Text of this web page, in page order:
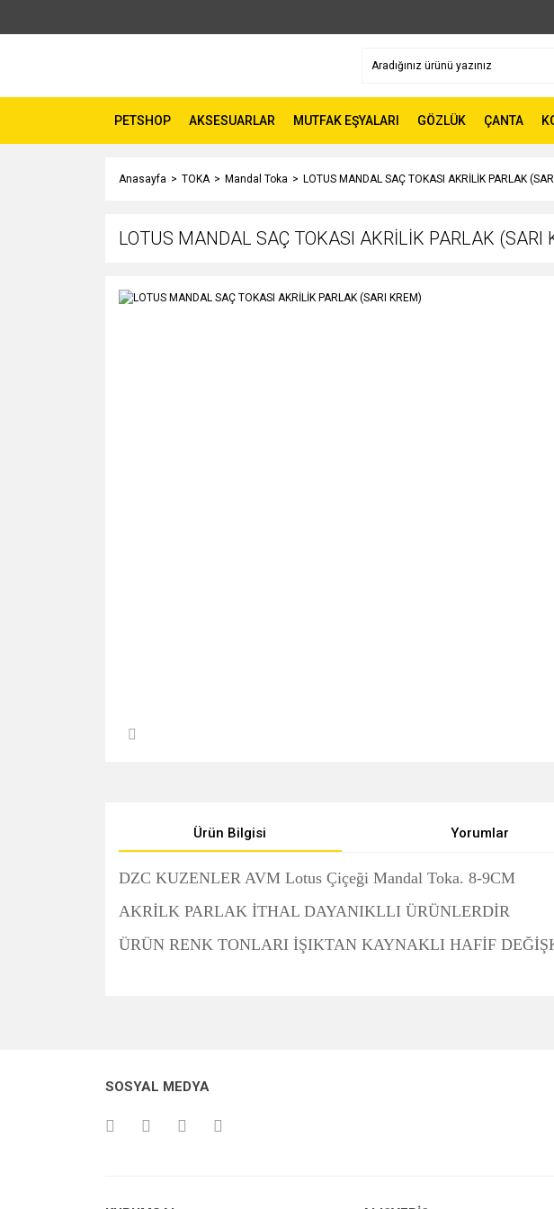
PETSHOP AKSESUARLAR MUTFAK EŞYALARI GÖZLÜK ÇANTA
Anasayfa TOKA Mandal Toka LOTUS MANDAL SAÇ TOKASI AKRİLİK PARLAK
LOTUS MANDAL SAÇ TOKASI AKRİLİK PARLAK (SARI
Ürün Bilgisi Yorumlar
DZC KUZENLER AVM Lotus Çiçeği Mandal Toka. 8-9CM
AKRİLK PARLAK İTHAL DAYANIKLLI ÜRÜNLERDİR
ÜRÜN RENK TONLARI İŞIKTAN KAYNAKLI HAFİF
Ürün açıklamasında eksik bilgiler bulunuyor.
SOSYAL MEDYA